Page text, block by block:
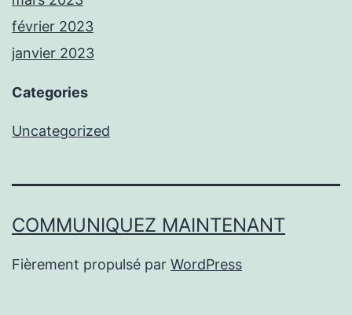
février 2023
janvier 2023
Categories
Uncategorized
COMMUNIQUEZ MAINTENANT
Fièrement propulsé par WordPress